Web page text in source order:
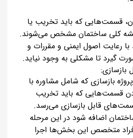
قسمت‌هایی که باید تخریب یا
کلی ساختمان مشخص می‌شوند.
رعایت اصول ایمنی و مقررات و
گیرد تا مشکلی به وجود نیاید.
بازسازی که شامل مشاوره با
قسمت‌هایی که باید تخریب
قابل بازسازی می‌رسد.
اضافه شود در این مرحله
متخصص این بخش‌ها اجرا